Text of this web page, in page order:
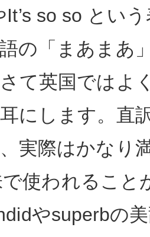
It’s so so とい
の「まあまあ
て英国ではよ
にします。直
実際はかなり
使われること
やsuperbの